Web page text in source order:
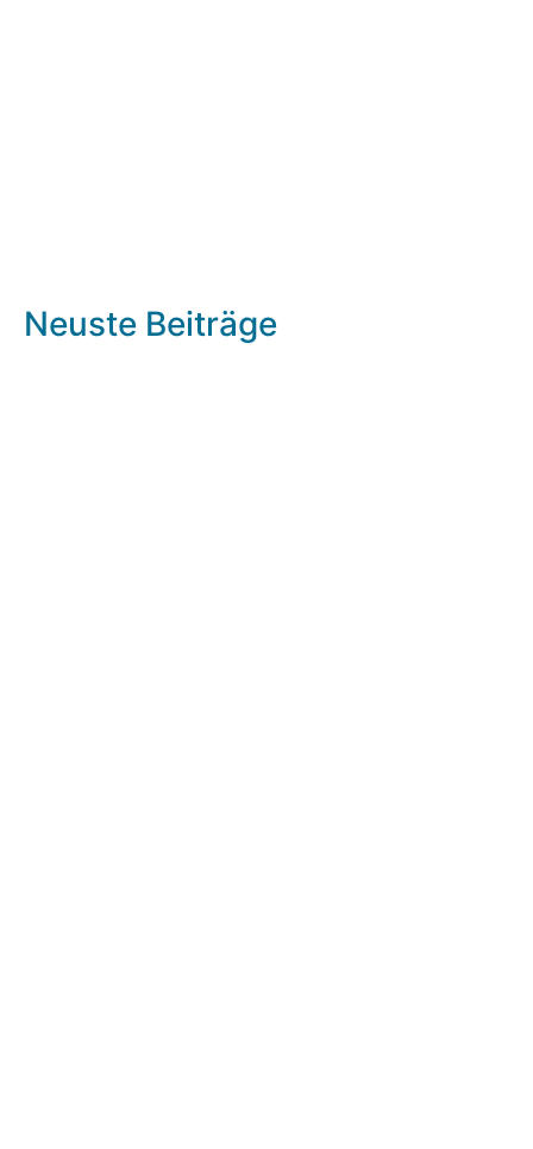
Neuste Beiträge